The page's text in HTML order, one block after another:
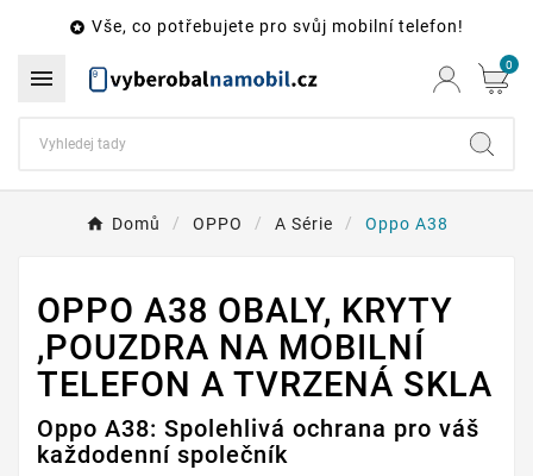
 Vše, co potřebujete pro svůj mobilní telefon!
 0
Domů OPPO A Série Oppo A38
OPPO A38 OBALY, KRYTY
,POUZDRA NA MOBILNÍ
TELEFON A TVRZENÁ SKLA
Oppo A38: Spolehlivá ochrana pro váš
každodenní společník